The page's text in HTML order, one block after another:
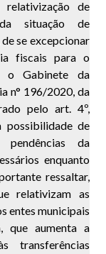
de
situação de
se excepcionar
fiscais para o
o Gabinete da
n° 196/2020, da
pelo art. 4º,
possibilidade de
pendências da
enquanto
ressaltar,
relativizam as
entes municipais
que aumenta a
transferências